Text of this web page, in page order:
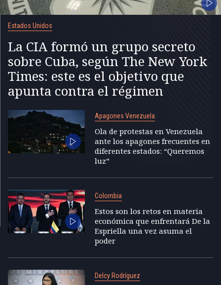
Estados Unidos
La CIA formó un grupo secreto
sobre Cuba, según The New York
Times: este es el objetivo que
apunta contra el régimen
Apagones Venezuela
Ola de protestas en Venezuela
ante los apagones frecuentes en
diferentes estados: “Queremos
luz”
Colombia
Estos son los retos en materia
económica que enfrentará De la
Espriella una vez asuma el
poder
Delcy Rodríguez